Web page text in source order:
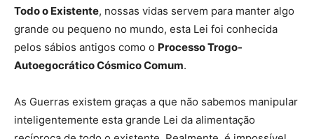
Todo o Existente, nossas vidas servem para manter algo
grande ou pequeno no mundo, esta Lei foi conhecida
pelos sábios antigos como o Processo Trogo-
Autoegocrático Cósmico Comum.
As Guerras existem graças a que não sabemos manipular
inteligentemente esta grande Lei da alimentação